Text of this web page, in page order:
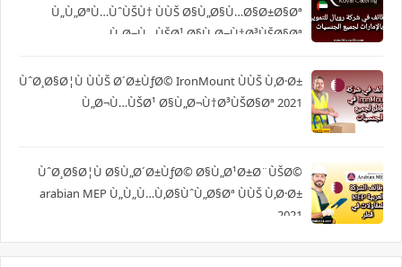
Ù„Ù„ØªÙ…ÙˆÙŠÙ† ÙÙŠ Ø§Ù„Ø§Ù…Ø§Ø±Ø§Øª
Ù„Ø¬Ù…ÙŠØ¹ Ø§Ù„Ø¬Ù†Ø³ÙŠØ§Øª
ÙˆØ¸Ø§Ø¦Ù ÙÙŠ Ø´Ø±ÙƒØ© IronMount ÙÙŠ Ù‚Ø·Ø±
Ù„Ø¬Ù…ÙŠØ¹ Ø§Ù„Ø¬Ù†Ø³ÙŠØ§Øª 2021
ÙˆØ¸Ø§Ø¦Ù Ø§Ù„Ø´Ø±ÙƒØ© Ø§Ù„Ø¹Ø±Ø¨ÙŠØ©
arabian MEP Ù„Ù„Ù…Ù‚Ø§ÙˆÙ„Ø§Øª ÙÙŠ Ù‚Ø·Ø±
2021